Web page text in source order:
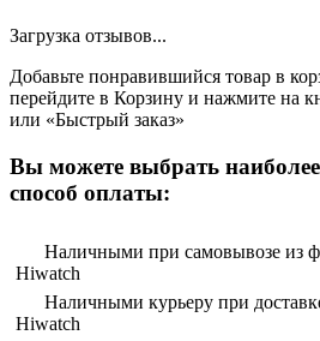
Загрузка отзывов...
Добавьте понравившийся товар в
перейдите в Корзину и нажмите на
или «Быстрый заказ»
Вы можете выбрать
способ оплаты:
Наличными при самовывозе из
Hiwatch
Наличными курьеру при
Hiwatch